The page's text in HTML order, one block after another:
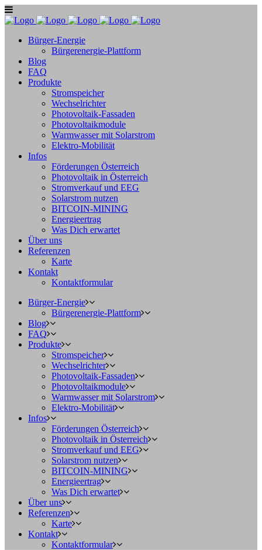
Bürger-Energie
Bürgerenergie-Plattform
Blog
FAQ
Produkte
Stromspeicher
Wechselrichter
Photovoltaik-Fassaden
Photovoltaikmodule
Warmwasser mit Solarstrom
Elektro-Mobilität
Infos
Förderungen Österreich
Photovoltaik in Österreich
Stromverkauf und EEG
Solarstrom nutzen
BITCOIN-MINING
Energieertrag
Was Dich erwartet
Über uns
Referenzen
Karte
Kontakt
Kontaktformular
Bürger-Energie
Bürgerenergie-Plattform
Blog
FAQ
Produkte
Stromspeicher
Wechselrichter
Photovoltaik-Fassaden
Photovoltaikmodule
Warmwasser mit Solarstrom
Elektro-Mobilität
Infos
Förderungen Österreich
Photovoltaik in Österreich
Stromverkauf und EEG
Solarstrom nutzen
BITCOIN-MINING
Energieertrag
Was Dich erwartet
Über uns
Referenzen
Karte
Kontakt
Kontaktformular